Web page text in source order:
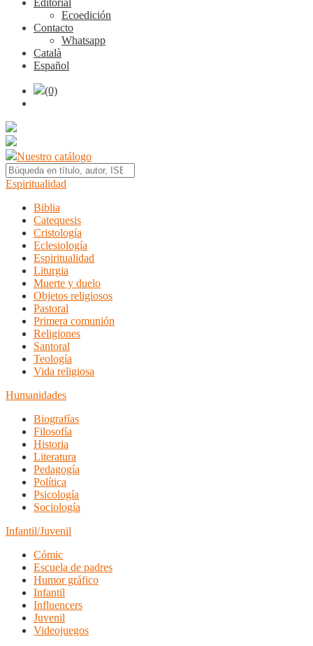
Editorial
Ecoedición
Contacto
Whatsapp
Català
Español
(0)
Nuestro catálogo
Espiritualidad
Biblia
Catequesis
Cristología
Eclesiología
Espiritualidad
Liturgia
Muerte y duelo
Objetos religiosos
Pastoral
Primera comunión
Religiones
Santoral
Teología
Vida religiosa
Humanidades
Biografías
Filosofía
Historia
Literatura
Pedagogía
Política
Psicología
Sociología
Infantil/Juvenil
Cómic
Escuela de padres
Humor gráfico
Infantil
Influencers
Juvenil
Videojuegos